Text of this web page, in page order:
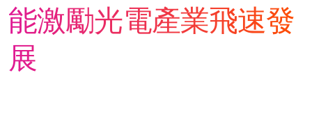
能激勵光電產業飛速發
展